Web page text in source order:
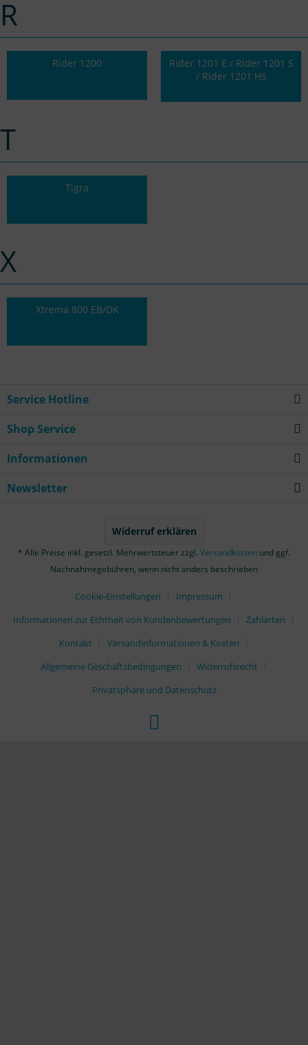
R
Rider 1200
Rider 1201 E / Rider 1201 S
/ Rider 1201 HS
T
Tigra
X
Xtrema 800 EB/DK
Service Hotline
Shop Service
Informationen
Newsletter
Widerruf erklären
* Alle Preise inkl. gesetzl. Mehrwertsteuer zzgl. Versandkosten und ggf.
Nachnahmegebühren, wenn nicht anders beschrieben
Cookie-Einstellungen
Impressum
Informationen zur Echtheit von Kundenbewertungen
Zahlarten
Kontakt
Versandinformationen & Kosten
Allgemeine Geschäftsbedingungen
Widerrufsrecht
Privatsphäre und Datenschutz